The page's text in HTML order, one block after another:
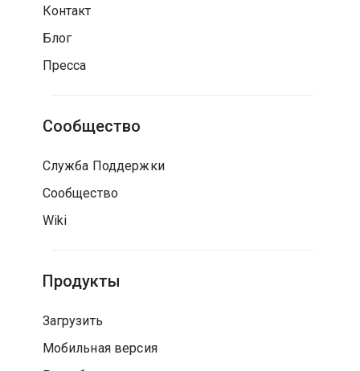
Контакт
Блог
Пресса
Сообщество
Служба Поддержки
Сообщество
Wiki
Продукты
Загрузить
Мобильная версия